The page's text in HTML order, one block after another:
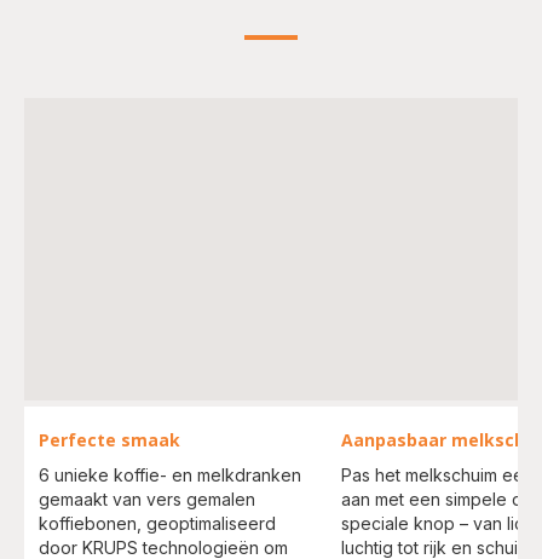
Perfecte smaak
6 unieke koffie- en melkdranken
gemaakt van vers gemalen
koffiebonen, geoptimaliseerd
door KRUPS technologieën om
Aanpasbaar
Pas het melkschuim
aan met een simpele
speciale knop – van
luchtig tot rijk en